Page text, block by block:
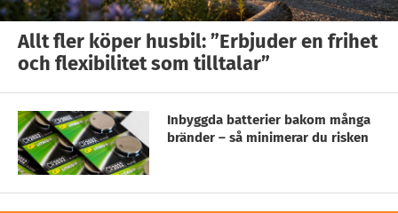
Allt fler köper husbil: ”Erbjuder en frihet
och flexibilitet som tilltalar”
Inbyggda batterier bakom många
bränder – så minimerar du risken